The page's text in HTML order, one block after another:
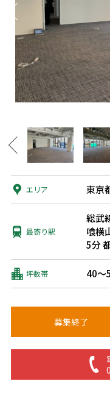
エリア 東京
最寄り駅
総武
喰横
5分
坪数帯 40～
募集終了